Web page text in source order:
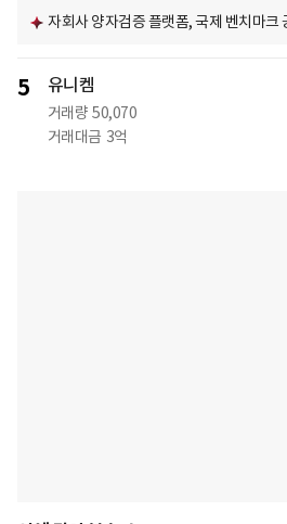
자회사 양자검증 플랫폼, 국제 벤치마크
5 유니켐
거래량 50,070
거래대금 3억